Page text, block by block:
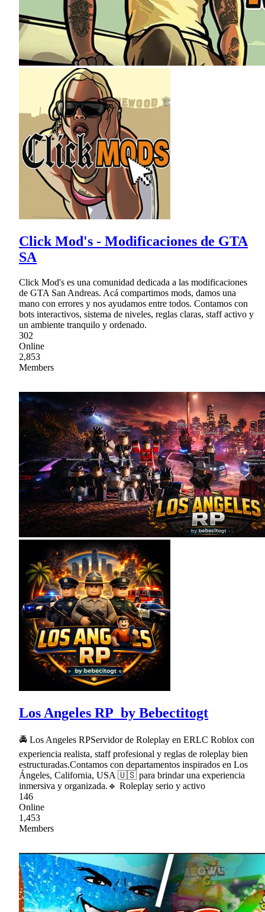
Click Mod's - Modificaciones de GTA
SA
Click Mod's es una comunidad dedicada a las modificaciones
de GTA San Andreas. Acá compartimos mods, damos una
mano con errores y nos ayudamos entre todos. Contamos con
bots interactivos, sistema de niveles, reglas claras, staff activo y
un ambiente tranquilo y ordenado.
302
Online
2,853
Members
Los Angeles RP_by Bebectitogt
🚔 Los Angeles RPServidor de Roleplay en ERLC Roblox con
experiencia realista, staff profesional y reglas de roleplay bien
estructuradas.Contamos con departamentos inspirados en Los
Ángeles, California, USA 🇺🇸 para brindar una experiencia
inmersiva y organizada.🔹 Roleplay serio y activo
146
Online
1,453
Members